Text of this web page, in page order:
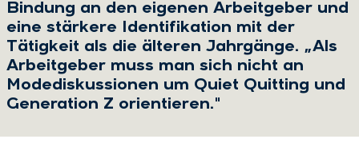
Bindung an den eigenen Arbeitgeber und
eine stärkere Identifikation mit der
Tätigkeit als die älteren Jahrgänge. „Als
Arbeitgeber muss man sich nicht an
Modediskussionen um Quiet Quitting und
Generation Z orientieren."